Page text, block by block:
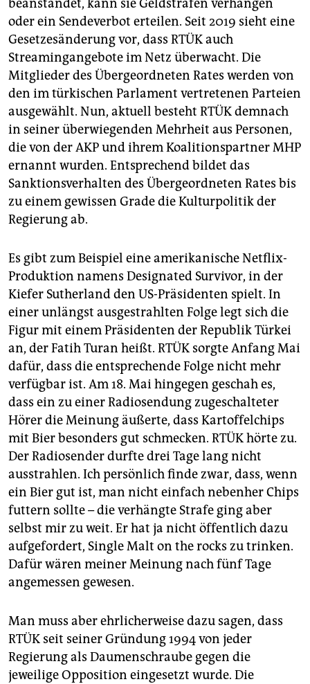
genossenschaft
epaper login
beanstandet, kann sie Geldstrafen verhängen
oder ein Sendeverbot erteilen. Seit 2019 sieht eine
Gesetzesänderung vor, dass RTÜK auch
Streamingangebote im Netz überwacht. Die
Mitglieder des Übergeordneten Rates werden von
den im türkischen Parlament vertretenen Parteien
ausgewählt. Nun, aktuell besteht RTÜK demnach
in seiner überwiegenden Mehrheit aus Personen,
die von der AKP und ihrem Koalitionspartner MHP
ernannt wurden. Entsprechend bildet das
Sanktionsverhalten des Übergeordneten Rates bis
zu einem gewissen Grade die Kulturpolitik der
Regierung ab.
Es gibt zum Beispiel eine amerikanische Netflix-
Produktion namens Designated Survivor, in der
Kiefer Sutherland den US-Präsidenten spielt. In
einer unlängst ausgestrahlten Folge legt sich die
Figur mit einem Präsidenten der Republik Türkei
an, der Fatih Turan heißt. RTÜK sorgte Anfang Mai
dafür, dass die entsprechende Folge nicht mehr
verfügbar ist. Am 18. Mai hingegen geschah es,
dass ein zu einer Radiosendung zugeschalteter
Hörer die Meinung äußerte, dass Kartoffelchips
mit Bier besonders gut schmecken. RTÜK hörte zu.
Der Radiosender durfte drei Tage lang nicht
ausstrahlen. Ich persönlich finde zwar, dass, wenn
ein Bier gut ist, man nicht einfach nebenher Chips
futtern sollte – die verhängte Strafe ging aber
selbst mir zu weit. Er hat ja nicht öffentlich dazu
aufgefordert, Single Malt on the rocks zu trinken.
Dafür wären meiner Meinung nach fünf Tage
angemessen gewesen.
Man muss aber ehrlicherweise dazu sagen, dass
RTÜK seit seiner Gründung 1994 von jeder
Regierung als Daumenschraube gegen die
jeweilige Opposition eingesetzt wurde. Die